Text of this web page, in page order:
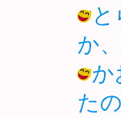
と
か
か
た